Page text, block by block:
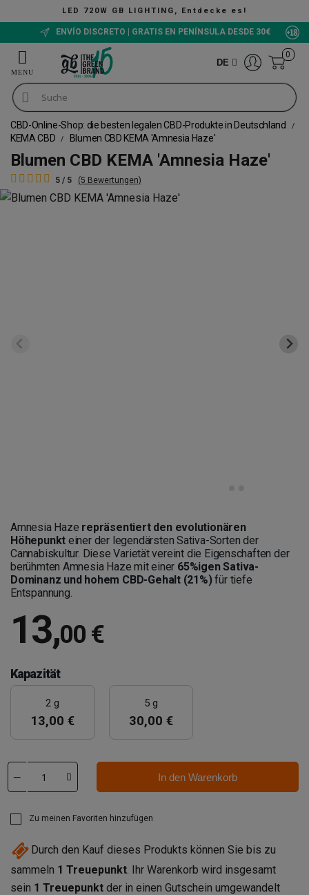
LED 720W GB LIGHTING, Entdecke es!
ENVÍO DISCRETO | GRATIS EN PENÍNSULA DESDE 30€
DE
0
CBD-Online-Shop: die besten legalen CBD-Produkte in Deutschland
KEMA CBD
Blumen CBD KEMA 'Amnesia Haze'
Blumen CBD KEMA 'Amnesia Haze'
5 / 5 (5 Bewertungen)
Amnesia Haze repräsentiert den evolutionären
Höhepunkt einer der legendärsten Sativa-Sorten der
Cannabiskultur. Diese Varietät vereint die Eigenschaften der
berühmten Amnesia Haze mit einer 65%igen Sativa-
Dominanz und hohem CBD-Gehalt (21%)für tiefe
Entspannung.
13,00 €
Kapazität
2 g
13,00 €
5 g
30,00 €
In den Warenkorb
Zu meinen Favoriten hinzufügen
Durch den Kauf dieses Produkts können Sie bis zu
sammeln 1 Treuepunkt. Ihr Warenkorb wird insgesamt
sein 1 Treuepunkt der in einen Gutschein umgewandelt